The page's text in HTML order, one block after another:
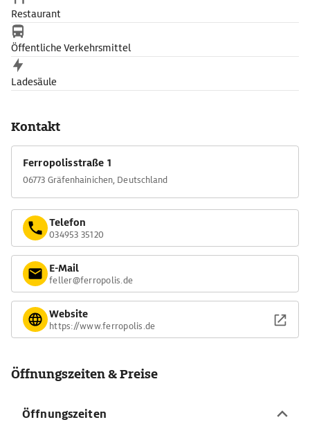
Restaurant
Öffentliche Verkehrsmittel
Ladesäule
Kontakt
Ferropolisstraße 1
06773 Gräfenhainichen, Deutschland
Telefon
034953 35120
E-Mail
feller@ferropolis.de
Website
https://www.ferropolis.de
Öffnungszeiten & Preise
Öffnungszeiten